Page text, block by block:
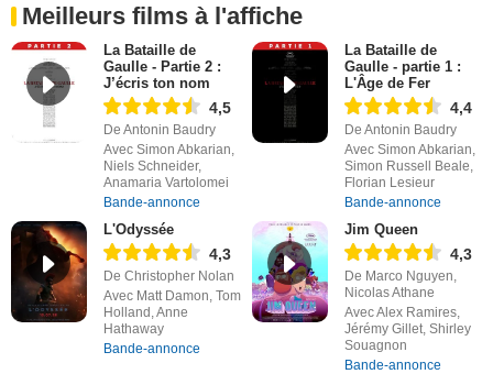
Meilleurs films à l'affiche
La Bataille de
Gaulle - Partie 2 :
J’écris ton nom
4,5
De Antonin Baudry
Avec Simon Abkarian,
Niels Schneider,
Anamaria Vartolomei
Bande-annonce
La Bataille de
Gaulle - partie 1 :
L'Âge de Fer
4,4
De Antonin Baudry
Avec Simon Abkarian,
Simon Russell Beale,
Florian Lesieur
Bande-annonce
L'Odyssée
4,3
De Christopher Nolan
Avec Matt Damon, Tom
Holland, Anne
Hathaway
Bande-annonce
Jim Queen
4,3
De Marco Nguyen,
Nicolas Athane
Avec Alex Ramires,
Jérémy Gillet, Shirley
Souagnon
Bande-annonce